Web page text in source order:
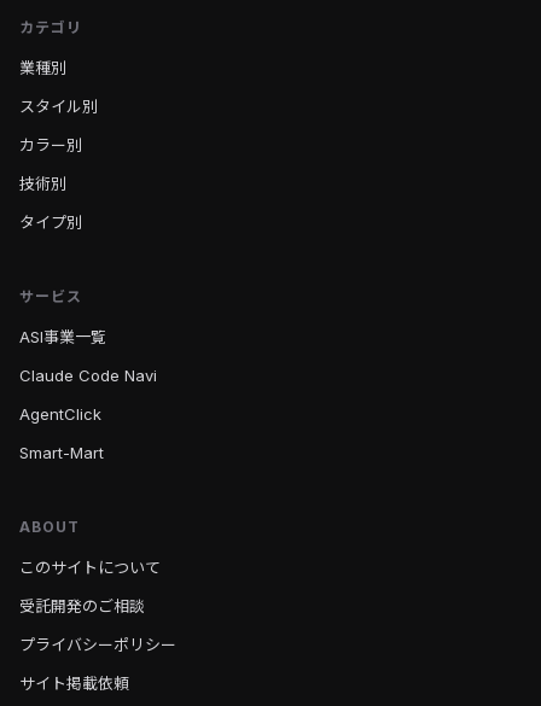
カテゴリ
業種別
スタイル別
カラー別
技術別
タイプ別
サービス
ASI事業一覧
Claude Code Navi
AgentClick
Smart-Mart
ABOUT
このサイトについて
受託開発のご相談
プライバシーポリシー
サイト掲載依頼